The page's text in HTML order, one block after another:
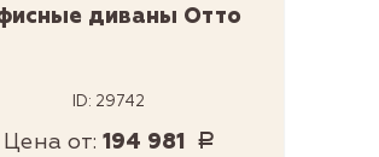
диваны Отто
ID: 29742
Цена от: 194 981 Р